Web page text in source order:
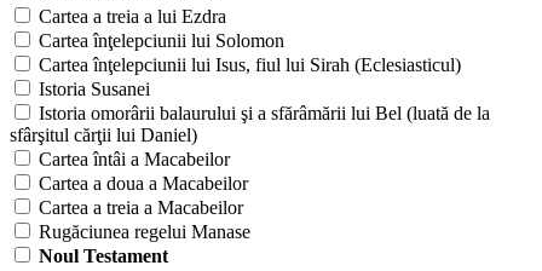
Cartea a treia a lui Ezdra
Cartea înţelepciunii lui Solomon
Cartea înţelepciunii lui Isus, fiul lui Sirah (Eclesiasticul)
Istoria Susanei
Istoria omorârii balaurului şi a sfărâmării lui Bel (luată de la
sfârşitul cărţii lui Daniel)
Cartea întâi a Macabeilor
Cartea a doua a Macabeilor
Cartea a treia a Macabeilor
Rugăciunea regelui Manase
Noul Testament